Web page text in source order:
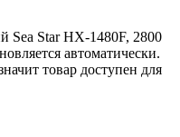
Sea Star HX-1480F, 2800
автоматически.
товар доступен для